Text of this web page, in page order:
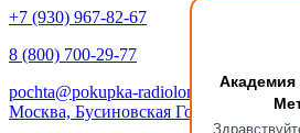
+7 (930) 967-82-67
8 (800) 700-29-77
pochta@pokupka-radiolom.ru
Москва, Бусиновская Горка, 1Е с.5